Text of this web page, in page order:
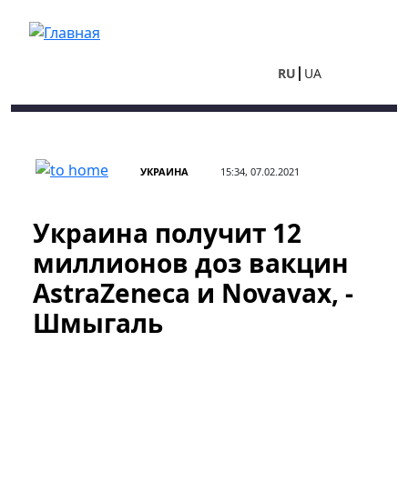
RU UA
УКРАИНА 15:34, 07.02.2021
Украина получит 12
миллионов доз вакцин
AstraZeneca и Novavax, -
Шмыгаль